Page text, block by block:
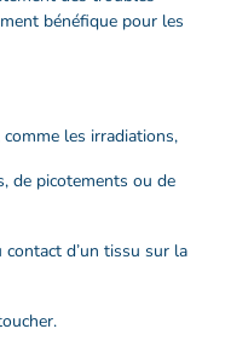
bénéfique pour les
les irradiations,
de picotements ou de
contact d’un tissu sur la